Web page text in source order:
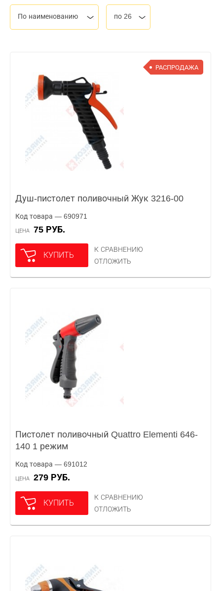
По наименованию по 26
РАСПРОДАЖА
Душ-пистолет поливочный Жук 3216-00
Код товара — 690971
ЦЕНА 75 РУБ.
КУПИТЬ
К СРАВНЕНИЮ
ОТЛОЖИТЬ
Пистолет поливочный Quattro Elementi 646-
140 1 режим
Код товара — 691012
ЦЕНА 279 РУБ.
КУПИТЬ
К СРАВНЕНИЮ
ОТЛОЖИТЬ